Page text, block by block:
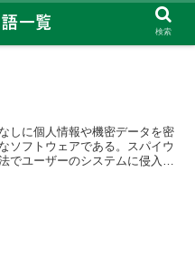
しに個人情報や機密データを密
ソフトウェアである。スパイウ
でユーザーのシステムに侵入す
検索